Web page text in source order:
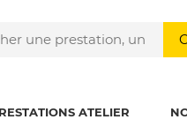
ATELIER